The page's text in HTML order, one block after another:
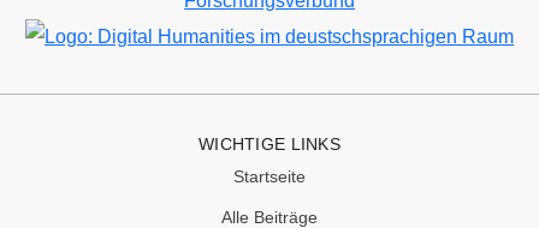
Bild
WICHTIGE LINKS
Startseite
Alle Beiträge